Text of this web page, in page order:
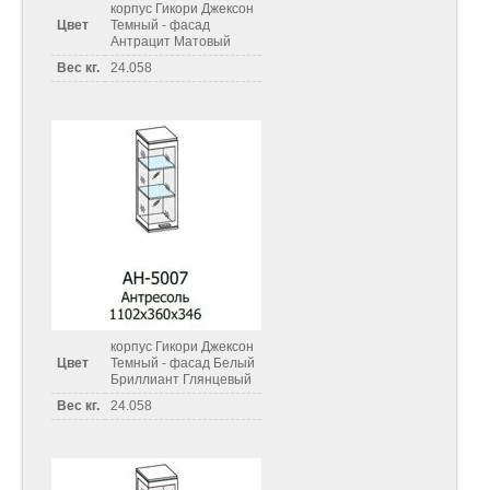
Цвет
корпус Гикори Джексон
Темный - фасад
Антрацит Матовый
Вес кг.
24.058
Цвет
корпус Гикори Джексон
Темный - фасад Белый
Бриллиант Глянцевый
Вес кг.
24.058